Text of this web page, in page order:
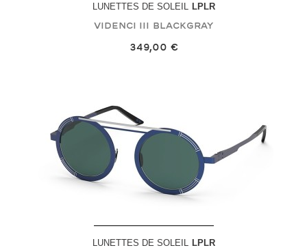
LUNETTES DE SOLEIL LPLR
Videnci III Blackgray
349,00 €
LUNETTES DE SOLEIL LPLR